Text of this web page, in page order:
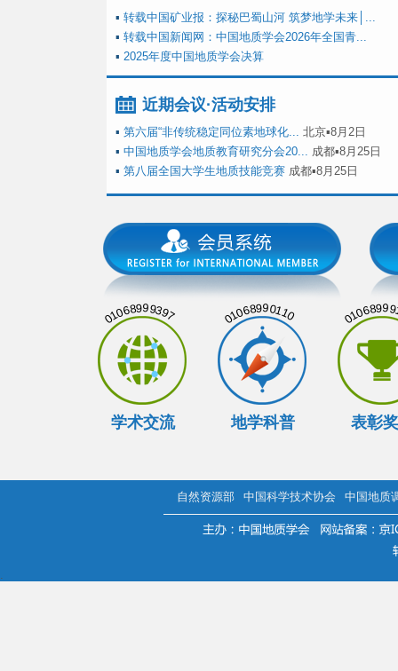
▪ 转载中国矿业报：探秘巴蜀山河 筑梦地学未来│...
▪ 转载中国新闻网：中国地质学会2026年全国青...
▪ 2025年度中国地质学会决算
近期会议·活动安排
▪ 第六届“非传统稳定同位素地球化... 北京▪8月2日
▪ 中国地质学会地质教育研究分会20... 成都▪8月25日
▪ 第八届全国大学生地质技能竞赛 成都▪8月25日
01068999397
学术交流
01068990110
地学科普 表彰
自然资源部 中国科学技术协会 中国地质
.